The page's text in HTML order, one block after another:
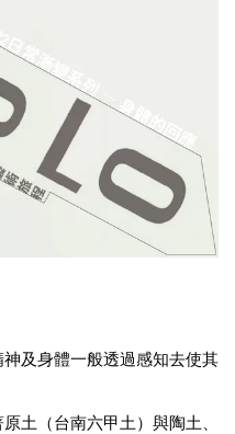
及身體一般透過感知去使其
土（台南六甲土）與陶土、